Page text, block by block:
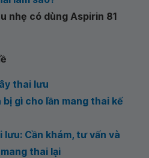
nhẹ có dùng Aspirin 81
thai lưu
bị gì cho lần mang thai kế
Cần khám, tư vấn và
thai lại